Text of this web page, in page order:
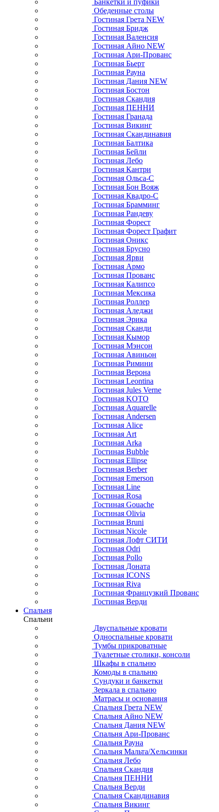
Обеденные столы
Гостиная Грета NEW
Гостиная Бридж
Гостиная Валенсия
Гостиная Айно NEW
Гостиная Ари-Прованс
Гостиная Бьерт
Гостиная Рауна
Гостиная Дания NEW
Гостиная Бостон
Гостиная Скандия
Гостиная ПЕННИ
Гостиная Гранада
Гостиная Викинг
Гостиная Скандинавия
Гостиная Балтика
Гостиная Бейли
Гостиная Лебо
Гостиная Кантри
Гостиная Ольса-С
Гостиная Бон Вояж
Гостиная Квадро-С
Гостиная Брамминг
Гостиная Рандеву
Гостиная Форест
Гостиная Форест Графит
Гостиная Оникс
Гостиная Брусно
Гостиная Ярви
Гостиная Армо
Гостиная Прованс
Гостиная Калипсо
Гостиная Мексика
Гостиная Роллер
Гостиная Аледжи
Гостиная Эрика
Гостиная Сканди
Гостиная Кымор
Гостиная Мэнсон
Гостиная Авиньон
Гостиная Римини
Гостиная Верона
Гостиная Leontina
Гостиная Jules Verne
Гостиная KOTO
Гостиная Aquarelle
Гостиная Andersen
Гостиная Alice
Гостиная Art
Гостиная Arka
Гостиная Bubble
Гостиная Ellipse
Гостиная Berber
Гостиная Emerson
Гостиная Line
Гостиная Rosa
Гостиная Gouache
Гостиная Olivia
Гостиная Bruni
Гостиная Nicole
Гостиная Лофт СИТИ
Гостиная Odri
Гостиная Pollo
Гостиная Доната
Гостиная ICONS
Гостиная Riva
Гостиная Французкий Прованс
Гостиная Верди
Спальня
Спальни
Двуспальные кровати
Односпальные кровати
Тумбы прикроватные
Туалетные столики, консоли
Шкафы в спальню
Комоды в спальню
Сундуки и банкетки
Зеркала в спальню
Матрасы и основания
Спальня Грета NEW
Спальня Айно NEW
Спальня Дания NEW
Спальня Ари-Прованс
Спальня Рауна
Спальня Мальта/Хельсинки
Спальня Лебо
Спальня Скандия
Спальня ПЕННИ
Спальня Верди
Спальня Скандинавия
Спальня Викинг